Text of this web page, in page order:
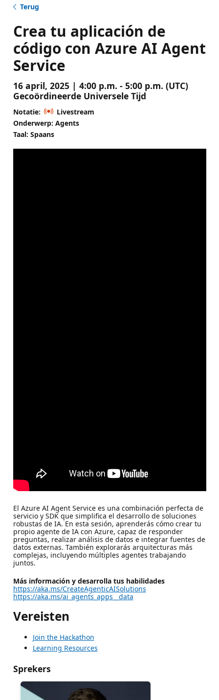
Terug
Crea tu aplicación de
código con Azure AI Agent
Service
16 april, 2025 | 4:00 p.m. - 5:00 p.m. (UTC)
Gecoördineerde Universele Tijd
Notatie:
Livestream
Onderwerp: Agents
Taal: Spaans
El Azure AI Agent Service es una combinación perfecta de
servicio y SDK que simplifica el desarrollo de soluciones
robustas de IA. En esta sesión, aprenderás cómo crear tu
propio agente de IA con Azure, capaz de responder
preguntas, realizar análisis de datos e integrar fuentes de
datos externas. También explorarás arquitecturas más
complejas, incluyendo múltiples agentes trabajando
juntos.
Más información y desarrolla tus habilidades
https://aka.ms/CreateAgenticAISolutions
https://aka.ms/ai_agents_apps__data
Vereisten
Join the Hackathon
Learning Resources
Sprekers